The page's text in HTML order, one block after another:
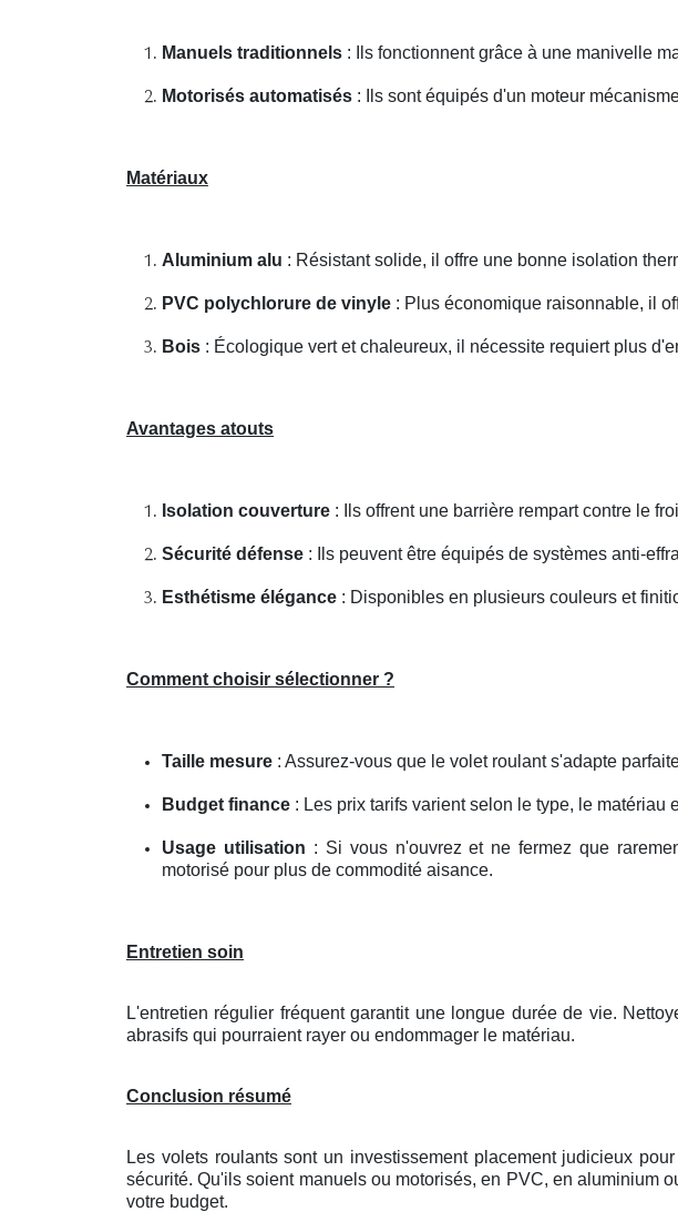
Manuels traditionnels : Ils fonctionnent grâce à une manivelle
Motorisés automatisés : Ils sont équipés d'un moteur
Matériaux
Aluminium alu : Résistant solide, il offre une bonne isolation
PVC polychlorure de vinyle : Plus économique raisonnable, il
Bois : Écologique vert et chaleureux, il nécessite requiert plus
Avantages atouts
Isolation couverture : Ils offrent une barrière rempart contre le
Sécurité défense : Ils peuvent être équipés de systèmes anti-
Esthétisme élégance : Disponibles en plusieurs couleurs et
Comment choisir sélectionner ?
Taille mesure : Assurez-vous que le volet roulant s'adapte
Budget finance : Les prix tarifs varient selon le type, le
Usage utilisation : Si vous n'ouvrez et ne fermez que
motorisé pour plus de commodité aisance.
Entretien soin
L'entretien régulier fréquent garantit une longue durée de vie.
abrasifs qui pourraient rayer ou endommager le matériau.
Conclusion résumé
Les volets roulants sont un investissement placement judicieux
sécurité. Qu'ils soient manuels ou motorisés, en PVC, en aluminium
votre budget.